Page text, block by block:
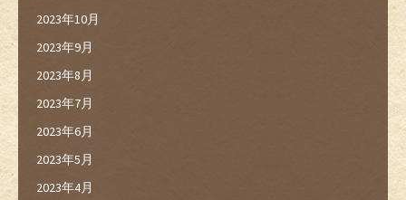
2023年10月
2023年9月
2023年8月
2023年7月
2023年6月
2023年5月
2023年4月